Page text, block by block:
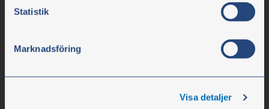
Statistik
Marknadsföring
Visa detaljer
474 31 Ellös
Tfn 0304-75 10 10